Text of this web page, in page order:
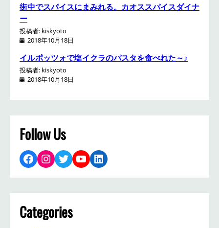
街中でスパイスにまみれる。カオススパイスダイナ
ー
投稿者: kiskyoto
2018年10月18日
イルポッツォで塩イクラのパスタを食べれた～♪
投稿者: kiskyoto
2018年10月18日
Follow Us
Facebook Instagram Twitter YouTube LinkedIn
Categories